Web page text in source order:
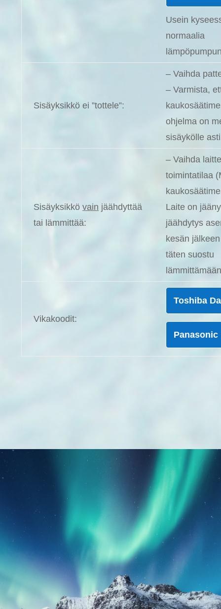
Usein
normaalia
Sisäyksikkö ei ”tottele”:
– Vaihda
– Varmista,
ohjelma on
sisäykölle
Sisäyksikkö vain jäähdyttää
tai lämmittää:
– Vaihda
toimintatilaa
Laite on
jäähdytys
kesän
täten suostu
Vikakoodit:
Toshiba
Panasonic
OTA YHTEYTTÄ
Jäähdytinpalvelu RefGroup Oy
Y-tunnus 2022624-2
PUHELIN